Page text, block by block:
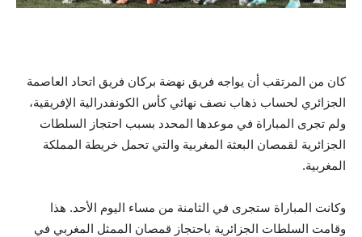
كان من المرتقب أن يواجه فريق نهضة بركان فريق اتحاد العاصمة
الجزائري لحساب ذهاب نصف نهائي كأس الكونفدرالية الإفريقية،
ولم تجرى المباراة في موعدها المحدد بسبب احتجاز السلطات
الجزائرية لقمصان البعثة المغربية والتي تحمل خريطة المملكة
المغربية.
وكانت المباراة ستجرى في الثامنة من مساء اليوم الأحد. هذا
وقامت السلطات الجزائرية باحتجاز قمصان الممثل المغربي في